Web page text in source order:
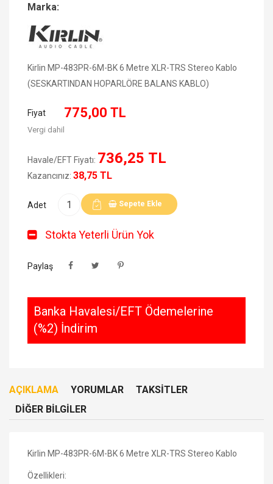
Marka:
Kirlin MP-483PR-6M-BK 6 Metre XLR-TRS Stereo Kablo
(SESKARTINDAN HOPARLÖRE BALANS KABLO)
Fiyat 775,00 TL
Vergi dahil
Havale/EFT Fiyatı: 736,25 TL
Kazancınız: 38,75 TL
Adet Sepete Ekle
Stokta Yeterli Ürün Yok
Paylaş
Banka Havalesi/EFT Ödemelerine
(%2) İndirim
AÇIKLAMA YORUMLAR
TAKSITLER
DIĞER BILGILER
Kirlin MP-483PR-6M-BK 6 Metre XLR-TRS Stereo Kablo
Özellikleri: